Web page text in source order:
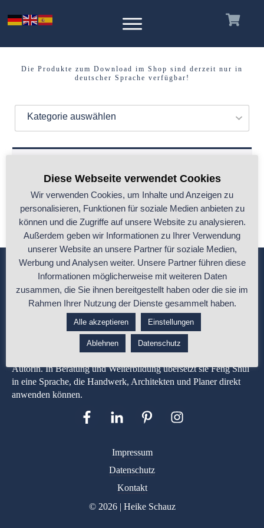
Die Produkte zum Download im Shop sind derzeit nur in
deutscher Sprache verfügbar!
Kategorie auswählen
deiner Auswahl entsprechen.
Heike Schauz ist Malermeisterin und Feng-Shui-Expertin mit
über 35 Jahren Berufserfahrung in Gestaltung, Materialwirkung
und Raumplanung. Entwicklerin der apprico COLOURS® und
Autorin. In Beratung und Weiterbildung übersetzt sie Feng Shui
in eine Sprache, die Handwerk, Architekten und Planer direkt
anwenden können.
Impressum
Datenschutz
Kontakt
© 2026 | Heike Schauz
Diese Webseite verwendet Cookies
Wir verwenden Cookies, um Inhalte und Anzeigen zu
personalisieren, Funktionen für soziale Medien anbieten zu
können und die Zugriffe auf unsere Website zu analysieren.
Außerdem geben wir Informationen zu Ihrer Verwendung
unserer Website an unsere Partner für soziale Medien,
Werbung und Analysen weiter. Unsere Partner führen diese
Informationen möglicherweise mit weiteren Daten
zusammen, die Sie ihnen bereitgestellt haben oder die sie im
Rahmen Ihrer Nutzung der Dienste gesammelt haben.
Alle akzeptieren Einstellungen
Ablehnen Datenschutz